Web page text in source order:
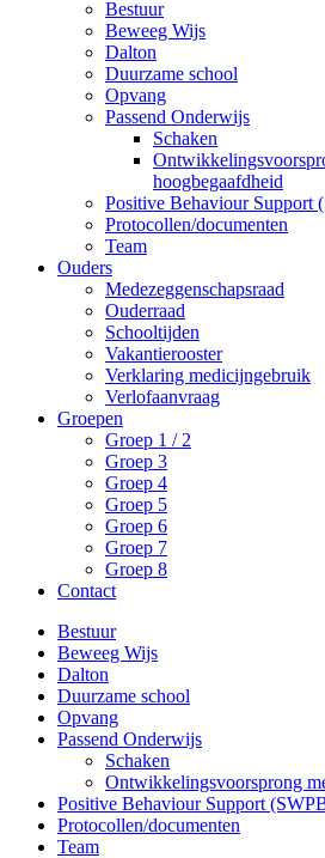
Bestuur
Beweeg Wijs
Dalton
Duurzame school
Opvang
Passend Onderwijs
Schaken
hoogbegaafdheid
Positive Behaviour Support
Protocollen/documenten
Team
Ouders
Medezeggenschapsraad
Ouderraad
Schooltijden
Vakantierooster
Verklaring medicijngebruik
Verlofaanvraag
Groepen
Groep 1 / 2
Groep 3
Groep 4
Groep 5
Groep 6
Groep 7
Groep 8
Contact
Bestuur
Beweeg Wijs
Dalton
Duurzame school
Opvang
Passend Onderwijs
Schaken
Ontwikkelingsvoorsprong
Positive Behaviour Support
Protocollen/documenten
Team